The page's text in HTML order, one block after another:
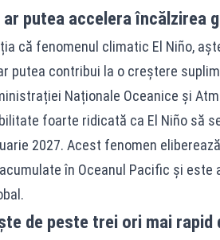
ar putea accelera încălzirea
că fenomenul climatic El Niño,
putea contribui la o creștere
Naționale Oceanice și
foarte ridicată ca El Niño să
2027. Acest fenomen
în Oceanul Pacific și este
de peste trei ori mai rapid